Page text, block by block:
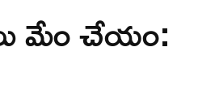
మేం చేయం: